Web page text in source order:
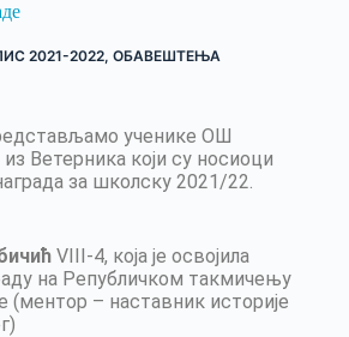
2021-2022, ОБАВЕШТЕЊА
ученике ОШ
из Ветерника који су носиоци
за школску 2021/22.
VIII-4, која је освојила
на Републичком такмичењу
(ментор – наставник историје